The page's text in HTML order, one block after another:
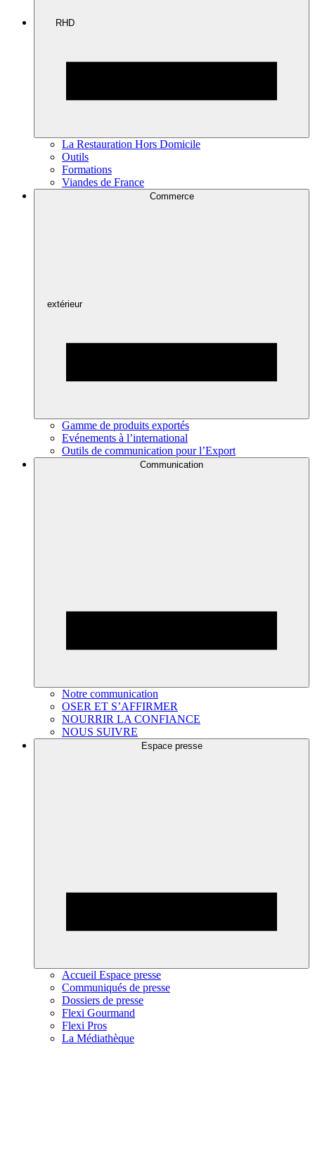
RHD
La Restauration Hors Domicile
Outils
Formations
Viandes de France
Commerce
extérieur
Gamme de produits exportés
Evénements à l’international
Outils de communication pour l’Export
Communication
Notre communication
OSER ET S’AFFIRMER
NOURRIR LA CONFIANCE
NOUS SUIVRE
Espace presse
Accueil Espace presse
Communiqués de presse
Dossiers de presse
Flexi Gourmand
Flexi Pros
La Médiathèque